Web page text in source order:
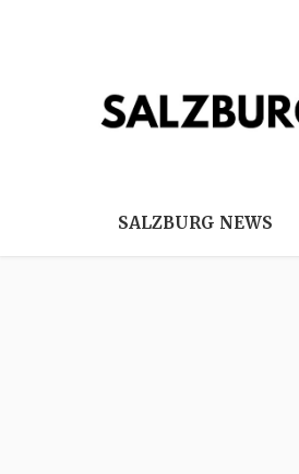
SALZBURG NEWS